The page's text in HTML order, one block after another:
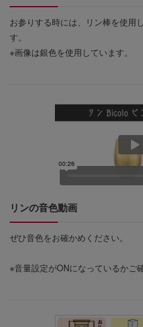
お参りする時には、リン棒を使用
す。
※画像は銀色を使用しています。
リンの音色動画
ぜひ音色をお確かめください。
※音量設定がONになっているかご